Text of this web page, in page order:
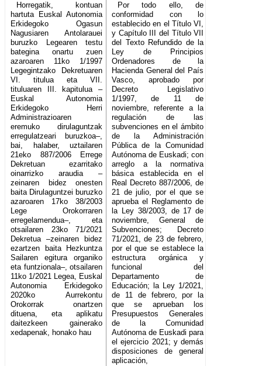
Horregatik, kontuan
hartuta Euskal Autonomia
Erkidegoko Ogasun
Nagusiaren Antolarauei
buruzko Legearen testu
bategina onartu zuen
azaroaren 11ko 1/1997
Legegintzako Dekretuaren
VI. titulua eta VII.
tituluaren III. kapitulua –
Euskal Autonomia
Erkidegoko Herri
Administrazioaren
eremuko dirulaguntzak
erregulatzeari buruzkoa–,
bai, halaber, uztailaren
21eko 887/2006 Errege
Dekretuan ezarritako
oinarrizko araudia –
zeinaren bidez onesten
baita Dirulaguntzei buruzko
azaroaren 17ko 38/2003
Lege Orokorraren
erregelamendua–, eta
otsailaren 23ko 71/2021
Dekretua –zeinaren bidez
ezartzen baita Hezkuntza
Sailaren egitura organiko
eta funtzionala–, otsailaren
11ko 1/2021 Legea, Euskal
Autonomia Erkidegoko
2020ko Aurrekontu
Orokorrak onartzen
dituena, eta aplikatu
daitezkeen gainerako
xedapenak, honako hau
Por todo ello, de
conformidad con lo
establecido en el Título VI,
y Capítulo III del Título VII
del Texto Refundido de la
Ley de Principios
Ordenadores de la
Hacienda General del País
Vasco, aprobado por
Decreto Legislativo
1/1997, de 11 de
noviembre, referente a la
regulación de las
subvenciones en el ámbito
de la Administración
Pública de la Comunidad
Autónoma de Euskadi; con
arreglo a la normativa
básica establecida en el
Real Decreto 887/2006, de
21 de julio, por el que se
aprueba el Reglamento de
la Ley 38/2003, de 17 de
noviembre, General de
Subvenciones; Decreto
71/2021, de 23 de febrero,
por el que se establece la
estructura orgánica y
funcional del
Departamento de
Educación; la Ley 1/2021,
de 11 de febrero, por la
que se aprueban los
Presupuestos Generales
de la Comunidad
Autónoma de Euskadi para
el ejercicio 2021; y demás
disposiciones de general
aplicación,